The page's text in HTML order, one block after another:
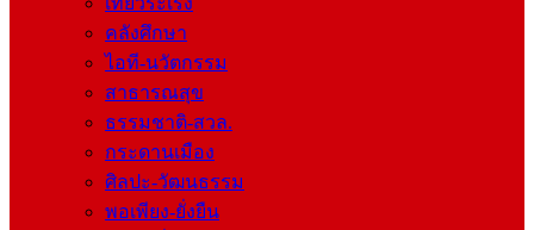
คลังศึกษา
ไอที-นวัตกรรม
สาธารณสุข
ธรรมชาติ-สวล.
กระดานเมือง
ศิลปะ-วัฒนธรรม
พอเพียง-ยั่งยืน